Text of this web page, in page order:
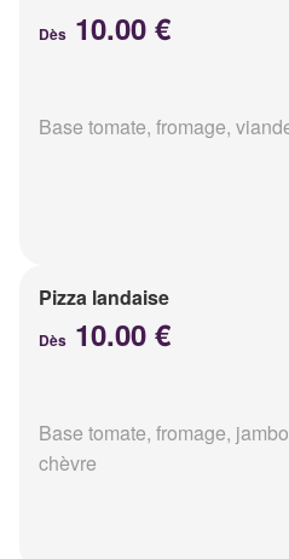
Dès 10.00 €
Base tomate, fromage,
Pizza landaise
Dès 10.00 €
Base tomate, fromage,
chèvre